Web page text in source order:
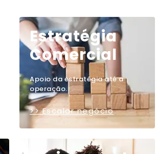
Estratégia
Comercial
Apoio da estratégia até a
operação.
>> Escalar negócio